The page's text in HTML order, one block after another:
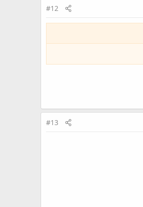
#12
#13